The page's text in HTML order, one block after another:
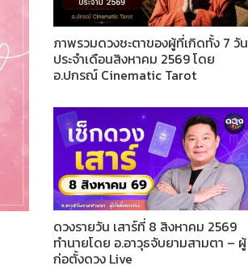
ภาพรวมดวงชะตาของผู้ที่เกิดทั้ง 7 วัน
ประจำเดือนสิงหาคม 2569 โดย
อ.ปกรณ์ Cinematic Tarot
ดวงรายวัน เสาร์ที่ 8 สิงหาคม 2569
ทำนายโดย อ.อาวุธจับยามสามตา – ผู้
ก่อตั้งดวง Live